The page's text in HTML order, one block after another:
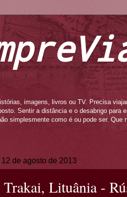
imagens, livros ou TV. Precisa
Sentir a distância e o desabrigo
simplesmente como é ou pode ser.
de agosto de 2013
Lituânia -